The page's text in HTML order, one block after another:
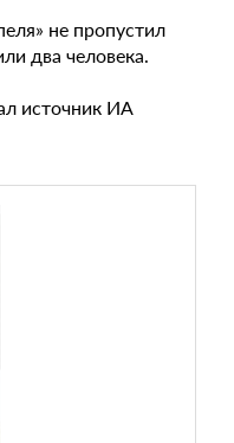
не пропустил
два человека.
источник ИА